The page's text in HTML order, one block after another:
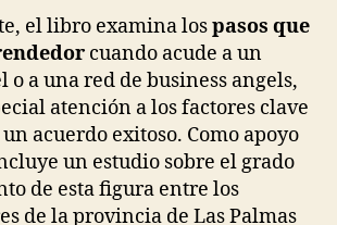
el libro examina lospasos que
cuando acude a un
o a una red de business angels,
atención a los factores clave
acuerdo exitoso. Como apoyo
un estudio sobre el grado
de esta figura entre los
de la provincia de Las Palmas